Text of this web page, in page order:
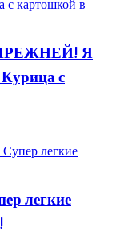
Я
с
легкие